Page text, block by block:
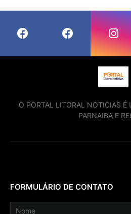
O PORTAL LITORAL NOTICIAS É
PARNAIBA E
FORMULÁRIO DE CONTATO